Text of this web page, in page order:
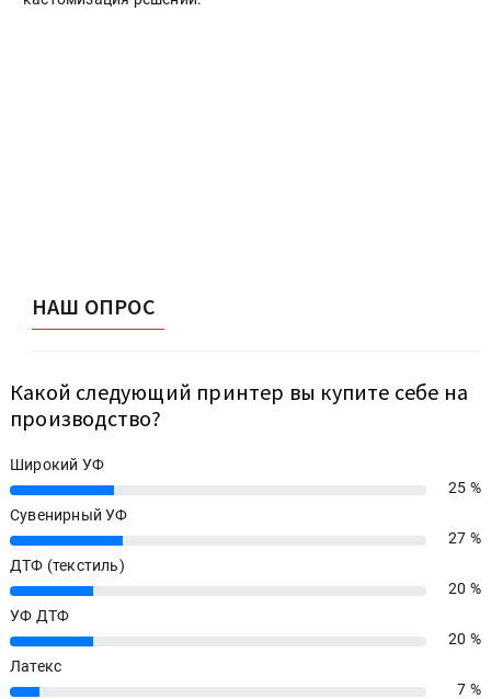
НАШ ОПРОС
Какой следующий принтер вы купите себе на
производство?
Широкий УФ
25%
25 %
Сувенирный УФ
27%
27 %
ДТФ (текстиль)
20%
20 %
УФ ДТФ
20%
20 %
Латекс
7%
7 %